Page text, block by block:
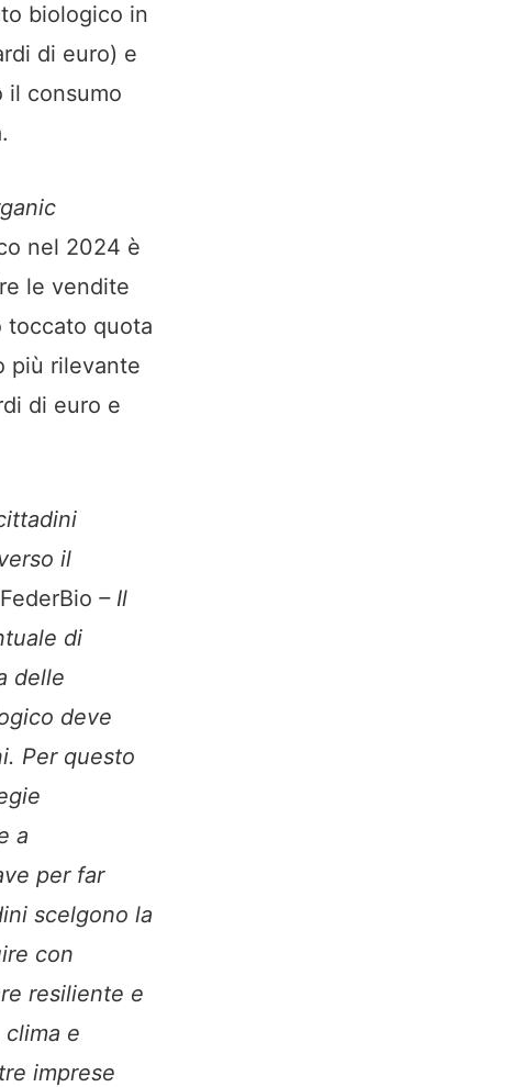
biologico in
di euro) e
il consumo
nel 2024 è
le vendite
toccato quota
più rilevante
di euro e
il
– Il
di
delle
deve
Per questo
a
per far
scelgono la
con
resiliente e
e
imprese